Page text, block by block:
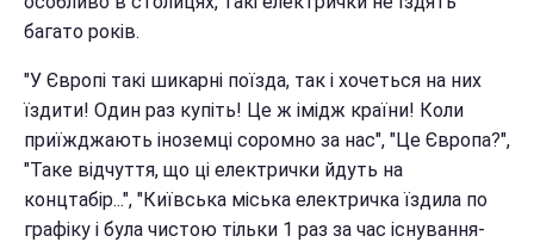
багато років.
"У Європі такі шикарні поїзда, так і хочеться на них
їздити! Один раз купіть! Це ж імідж країни! Коли
приїжджають іноземці соромно за нас", "Це Європа?",
"Таке відчуття, що ці електрички йдуть на
концтабір...", "Київська міська електричка їздила по
графіку і була чистою тільки 1 раз за час існування-